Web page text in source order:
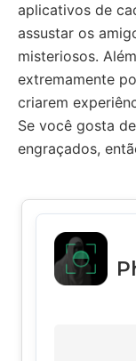
aplicativos de
assustar os
misteriosos.
extremamente
criarem
Se você gosta
engraçados,